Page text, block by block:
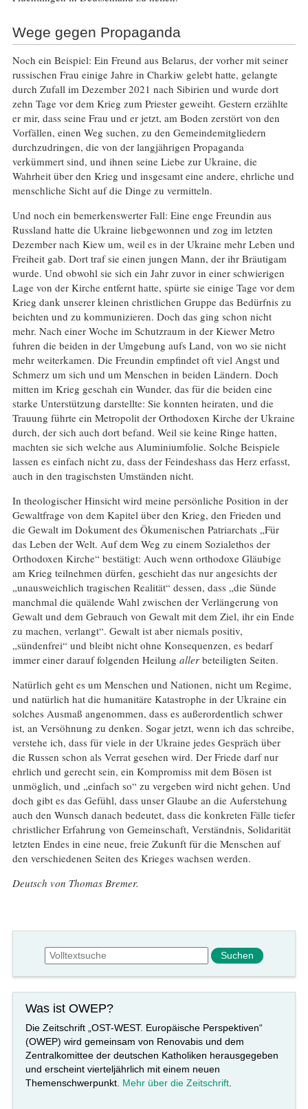
Wege gegen Propaganda
Noch ein Beispiel: Ein Freund aus Belarus, der vorher mit seiner
russischen Frau einige Jahre in Charkiw gelebt hatte, gelangte
durch Zufall im Dezember 2021 nach Sibirien und wurde dort
zehn Tage vor dem Krieg zum Priester geweiht. Gestern erzählte
er mir, dass seine Frau und er jetzt, am Boden zerstört von den
Vorfällen, einen Weg suchen, zu den Gemeindemitgliedern
durchzudringen, die von der langjährigen Propaganda
verkümmert sind, und ihnen seine Liebe zur Ukraine, die
Wahrheit über den Krieg und insgesamt eine andere, ehrliche und
menschliche Sicht auf die Dinge zu vermitteln.
Und noch ein bemerkenswerter Fall: Eine enge Freundin aus
Russland hatte die Ukraine liebgewonnen und zog im letzten
Dezember nach Kiew um, weil es in der Ukraine mehr Leben und
Freiheit gab. Dort traf sie einen jungen Mann, der ihr Bräutigam
wurde. Und obwohl sie sich ein Jahr zuvor in einer schwierigen
Lage von der Kirche entfernt hatte, spürte sie einige Tage vor dem
Krieg dank unserer kleinen christlichen Gruppe das Bedürfnis zu
beichten und zu kommunizieren. Doch das ging schon nicht
mehr. Nach einer Woche im Schutzraum in der Kiewer Metro
fuhren die beiden in der Umgebung aufs Land, von wo sie nicht
mehr weiterkamen. Die Freundin empfindet oft viel Angst und
Schmerz um sich und um Menschen in beiden Ländern. Doch
mitten im Krieg geschah ein Wunder, das für die beiden eine
starke Unterstützung darstellte: Sie konnten heiraten, und die
Trauung führte ein Metropolit der Orthodoxen Kirche der Ukraine
durch, der sich auch dort befand. Weil sie keine Ringe hatten,
machten sie sich welche aus Aluminiumfolie. Solche Beispiele
lassen es einfach nicht zu, dass der Feindeshass das Herz erfasst,
auch in den tragischsten Umständen nicht.
In theologischer Hinsicht wird meine persönliche Position in der
Gewaltfrage von dem Kapitel über den Krieg, den Frieden und
die Gewalt im Dokument des Ökumenischen Patriarchats „Für
das Leben der Welt. Auf dem Weg zu einem Sozialethos der
Orthodoxen Kirche“ bestätigt: Auch wenn orthodoxe Gläubige
am Krieg teilnehmen dürfen, geschieht das nur angesichts der
„unausweichlich tragischen Realität“ dessen, dass „die Sünde
manchmal die quälende Wahl zwischen der Verlängerung von
Gewalt und dem Gebrauch von Gewalt mit dem Ziel, ihr ein Ende
zu machen, verlangt“. Gewalt ist aber niemals positiv,
„sündenfrei“ und bleibt nicht ohne Konsequenzen, es bedarf
immer einer darauf folgenden Heilung allerbeteiligten Seiten.
Natürlich geht es um Menschen und Nationen, nicht um Regime,
und natürlich hat die humanitäre Katastrophe in der Ukraine ein
solches Ausmaß angenommen, dass es außerordentlich schwer
ist, an Versöhnung zu denken. Sogar jetzt, wenn ich das schreibe,
verstehe ich, dass für viele in der Ukraine jedes Gespräch über
die Russen schon als Verrat gesehen wird. Der Friede darf nur
ehrlich und gerecht sein, ein Kompromiss mit dem Bösen ist
unmöglich, und „einfach so“ zu vergeben wird nicht gehen. Und
doch gibt es das Gefühl, dass unser Glaube an die Auferstehung
auch den Wunsch danach bedeutet, dass die konkreten Fälle tiefer
christlicher Erfahrung von Gemeinschaft, Verständnis, Solidarität
letzten Endes in eine neue, freie Zukunft für die Menschen auf
den verschiedenen Seiten des Krieges wachsen werden.
Deutsch von Thomas Bremer.
Suchformular
Suche
Was ist OWEP?
Die Zeitschrift „OST-WEST. Europäische Perspektiven“
(OWEP) wird gemeinsam von Renovabis und dem
Zentralkomittee der deutschen Katholiken herausgegeben
und erscheint vierteljährlich mit einem neuen
Themenschwerpunkt. Mehr über die Zeitschrift.